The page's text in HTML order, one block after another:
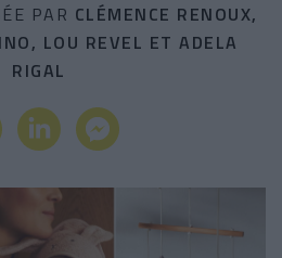
PAR CLÉMENCE RENOUX,
LOU REVEL ET ADELA
RIGAL